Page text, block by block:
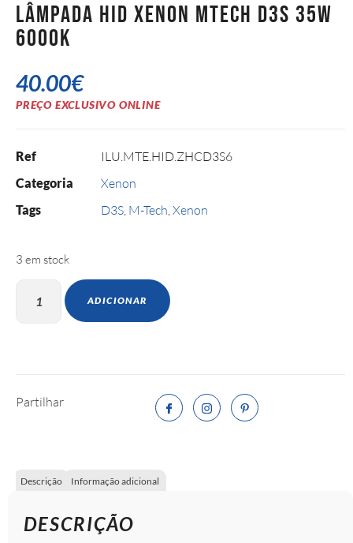
Lâmpada HID Xenon MTech D3S 35W
6000K
40.00€
PREÇO EXCLUSIVO ONLINE
Ref ILU.MTE.HID.ZHCD3S6
Categoria Xenon
Tags D3S M-Tech Xenon
3 em stock
ADICIONAR
Partilhar
Descrição Informação adicional
DESCRIÇÃO